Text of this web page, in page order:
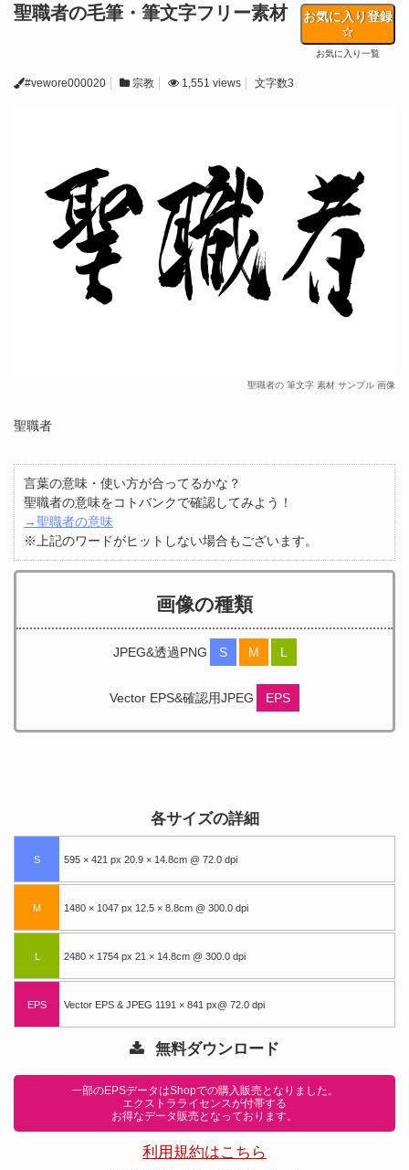
聖職者の毛筆・筆文字フリー素材 お気に入り登録
お気に入り一覧
#vewore000020 宗教 1,551 views 文字数3
聖職者の 筆文字 素材 サンプル 画像
聖職者
言葉の意味・使い方が合ってるかな？
聖職者の意味をコトバンクで確認してみよう！
→聖職者の意味
※上記のワードがヒットしない場合もございます。
画像の種類
JPEG&透過PNG S M L
Vector EPS&確認用JPEG EPS
各サイズの詳細
S 595 × 421 px 20.9 × 14.8cm @ 72.0 dpi
M 1480 × 1047 px 12.5 × 8.8cm @ 300.0 dpi
L 2480 × 1754 px 21 × 14.8cm @ 300.0 dpi
EPS Vector EPS & JPEG 1191 × 841 px@ 72.0 dpi
無料ダウンロード
一部のEPSデータはShopでの購入販売となりました。
エクストラライセンスが付帯する
お得なデータ販売となっております。
利用規約はこちら